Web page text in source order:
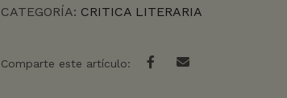
CATEGORÍA: CRITICA LITERARIA
Comparte este artículo: